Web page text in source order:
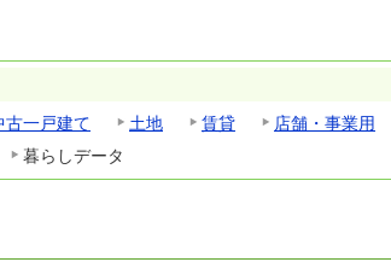
古一戸建て 土地 賃貸 店舗・事業用
暮らしデータ